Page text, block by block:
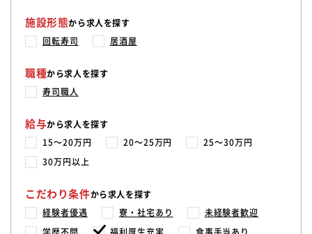
施設形態から求人を探す
回転寿司 居酒屋
職種から求人を探す
寿司職人
給与から求人を探す
15〜20万円 20〜25万円 25〜30万円
30万円以上
こだわり条件から求人を探す
経験者優遇 寮・社宅あり 未経験者歓迎
学歴不問 福利厚生充実 食事手当あり